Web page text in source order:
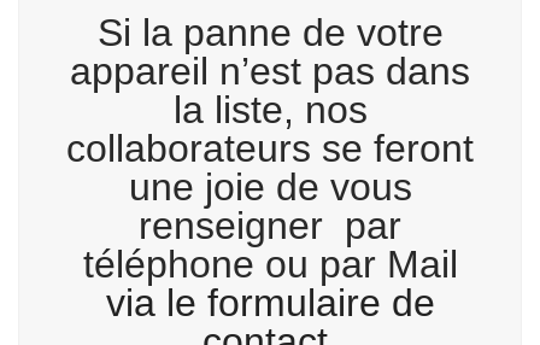
Si la panne de votre
appareil n’est pas dans
la liste, nos
collaborateurs se feront
une joie de vous
renseigner par
téléphone ou par Mail
via le formulaire de